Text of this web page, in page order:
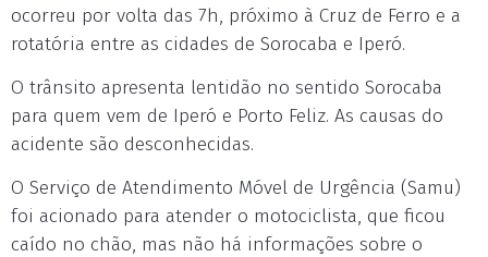
ocorreu por volta das 7h, próximo à Cruz de Ferro e a
rotatória entre as cidades de Sorocaba e Iperó.
O trânsito apresenta lentidão no sentido Sorocaba
para quem vem de Iperó e Porto Feliz. As causas do
acidente são desconhecidas.
O Serviço de Atendimento Móvel de Urgência (Samu)
foi acionado para atender o motociclista, que ficou
caído no chão, mas não há informações sobre o